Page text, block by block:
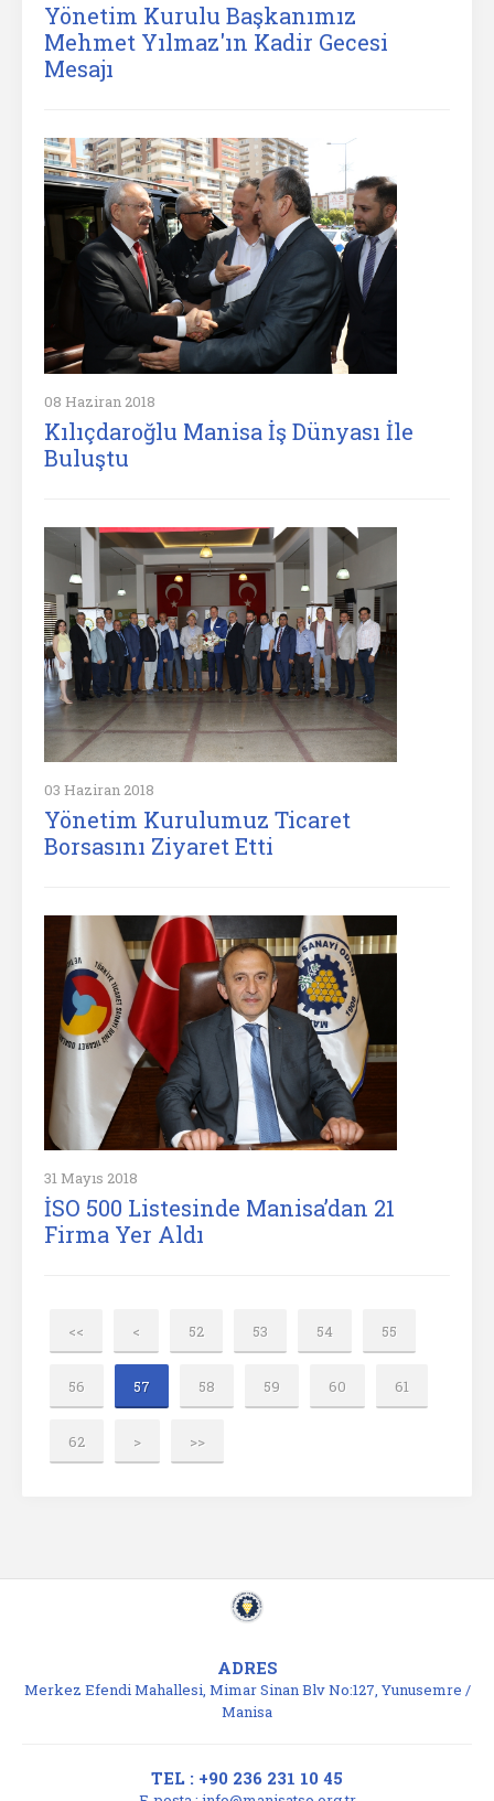
Yönetim Kurulu Başkanımız
Mehmet Yılmaz'ın Kadir Gecesi
Mesajı
08 Haziran 2018
Kılıçdaroğlu Manisa İş Dünyası İle
Buluştu
03 Haziran 2018
Yönetim Kurulumuz Ticaret
Borsasını Ziyaret Etti
31 Mayıs 2018
İSO 500 Listesinde Manisa’dan 21
Firma Yer Aldı
<< < 52 53 54 55
56 57 58 59 60 61
62 > >>
ADRES
Merkez Efendi Mahallesi, Mimar Sinan Blv No:127, Yunusemre /
Manisa
TEL : +90 236 231 10 45